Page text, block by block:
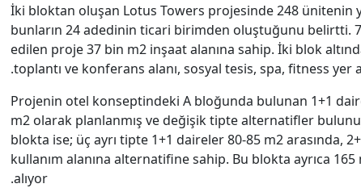
İki bloktan oluşan Lotus Towers projesinde 248 ünitenin
bunların 24 adedinin ticari birimden oluştuğunu belirtti.
edilen proje 37 bin m2 inşaat alanına sahip. İki blok
toplantı ve konferans alanı, sosyal tesis, spa, fitness yer
Projenin otel konseptindeki A bloğunda bulunan 1+1
m2 olarak planlanmış ve değişik tipte alternatifler
blokta ise; üç ayrı tipte 1+1 daireler 80-85 m2 arasında,
kullanım alanına alternatifine sahip. Bu blokta ayrıca
alıyor.